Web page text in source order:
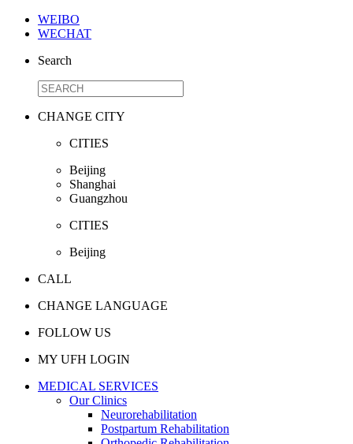
WEIBO
WECHAT
Search
CHANGE CITY
CITIES
Beijing
Shanghai
Guangzhou
CITIES
Beijing
CALL
CHANGE LANGUAGE
FOLLOW US
MY UFH LOGIN
MEDICAL SERVICES
Our Clinics
Neurorehabilitation
Postpartum Rehabilitation